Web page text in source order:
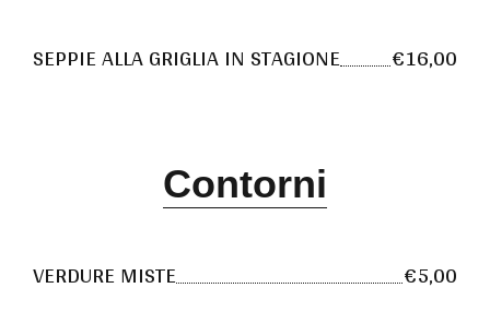
SEPPIE ALLA GRIGLIA IN STAGIONE €16,00
Contorni
VERDURE MISTE €5,00